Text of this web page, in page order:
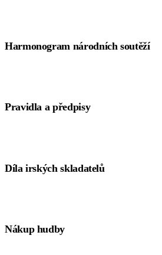
Harmonogram národních soutěží
Pravidla a předpisy
Díla irských skladatelů
Nákup hudby